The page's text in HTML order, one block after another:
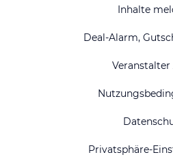
Inhalte
Deal-Alarm,
Veranstalter
Privatsphäre-